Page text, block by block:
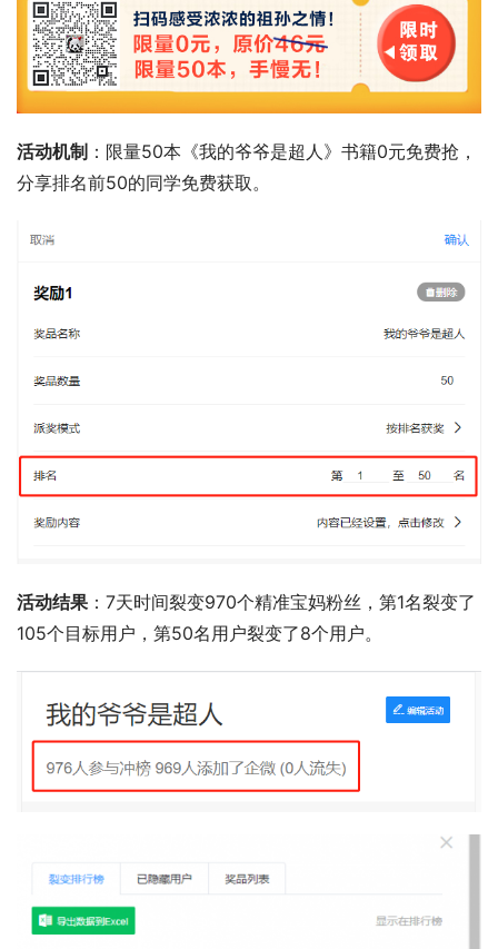
活动机制 ：限量50本《我的爷爷是超人》书籍0元免费抢，
分享排名前50的同学免费获取。
活动结果 ：7天时间裂变970个精准宝妈粉丝，第1名裂变了
105个目标用户，第50名用户裂变了8个用户。